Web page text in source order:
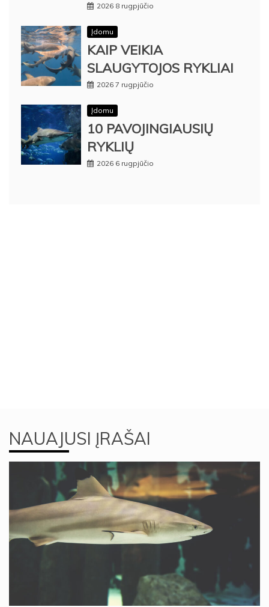
2026 8 rugpjūčio
Įdomu
KAIP VEIKIA
SLAUGYTOJOS RYKLIAI
2026 7 rugpjūčio
Įdomu
10 PAVOJINGIAUSIŲ
RYKLIŲ
2026 6 rugpjūčio
NAUAJUSI ĮRAŠAI